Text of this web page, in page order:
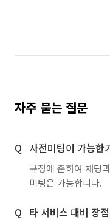
자주 묻는 질문
사전미팅이 가능한
규정에 준하여 채팅
미팅은 가능합니다.
타 서비스 대비 장